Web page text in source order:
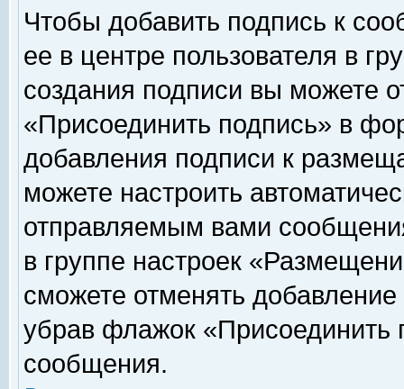
Чтобы добавить подпись к
ее в центре пользователя в
создания подписи вы можете
«Присоединить подпись» в
добавления подписи к
можете настроить
отправляемым вами
в группе настроек
сможете отменять
убрав флажок «Присоединить
сообщения.